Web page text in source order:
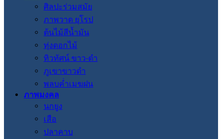
ศิลปะร่วมสมัย
ภาพวาด ยุโรป
ต้นไม้สีน้ำมัน
ทุ่งดอกไม้
ทิวทัศน์ ขาว-ดำ
ภูเขาขาวดำ
พลบค่ำเมฆฝน
ภาพมงคล
นกยูง
เสือ
ปลาคาบ